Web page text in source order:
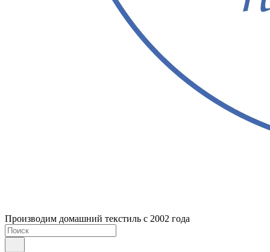
Производим домашний текстиль с 2002 года